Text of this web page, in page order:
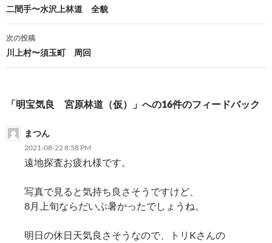
稿
ナ
ビ
ゲ
ー
ョ
二間手〜水沢上林道 全貌
次の投稿
川上村〜須玉町 周回
「明宝気良 宮原林道（仮）」への16件のフィードバック
まつん
2021-08-22 8:58 PM
遠地探査お疲れ様です。
写真で見ると気持ち良さそうですけど、
8月上旬ならだいぶ暑かったでしょうね。
明日の休日天気良さそうなので、トリKさんの